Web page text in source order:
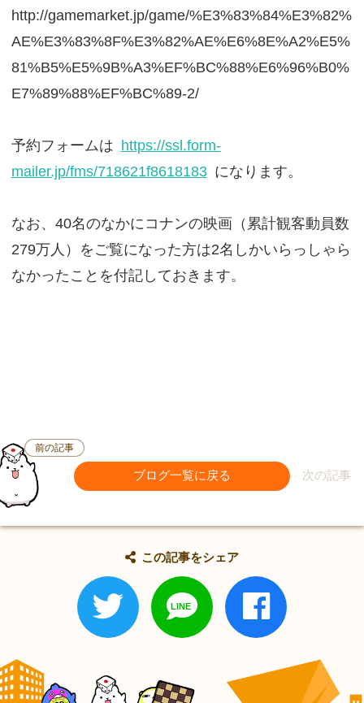
http://gamemarket.jp/game/%E3%83%84%E3%82%
AE%E3%83%8F%E3%82%AE%E6%8E%A2%E5%
81%B5%E5%9B%A3%EF%BC%88%E6%96%B0%
E7%89%88%EF%BC%89-2/
予約フォームは https://ssl.form-
mailer.jp/fms/718621f8618183 になります。
なお、40名のなかにコナンの映画（累計観客動員数
279万人）をご覧になった方は2名しかいらっしゃら
なかったことを付記しておきます。
前の記事
ブログ一覧に戻る 次の記事
この記事をシェア